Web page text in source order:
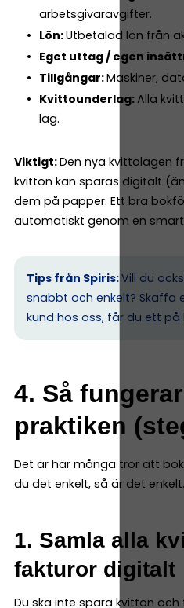
arbetsgivaravgifter.
Lön:Utbetalad lön från
Eget uttag / egen
Tillgångar:Maskiner,
Kvittounderlag:Alla
lag.
Viktigt:Den nya kvittolagen
kvitton kan sparas digitalt
dem på papper. Ett bra
automatiskt genom en
Tips från Spiris:Vill du
snabbt och enkelt? Skaffa
kund hos oss, får du ett på
4. Så
praktiken
Det är här många tror att
du det enkelt, så är det
1. Samla alla
fakturor digitalt
Du ska inte spara kvitton